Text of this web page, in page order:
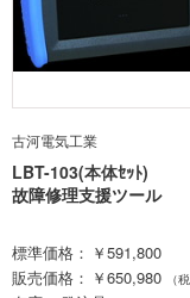
古河電気工業
LBT-103(本体ｾｯﾄ)
故障修理支援ツール
標準価格
￥591,800
販売価格
￥650,980 （